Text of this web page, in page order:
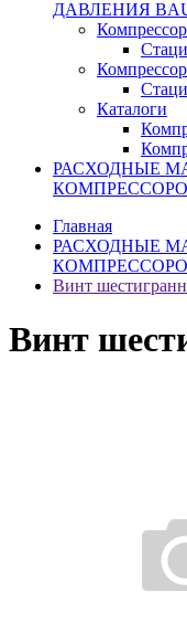
ДАВЛЕНИЯ
Каталоги
РАСХОДНЫЕ
Главная
РАСХОДНЫЕ
Винт
Винт